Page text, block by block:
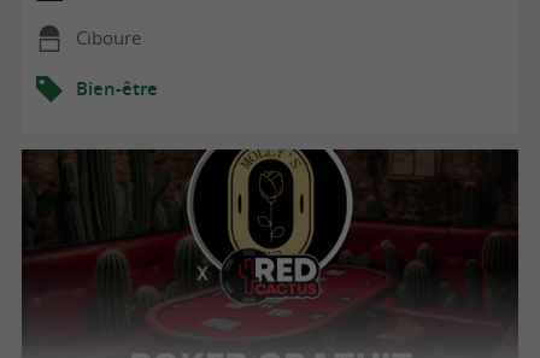
Ciboure
Bien-être